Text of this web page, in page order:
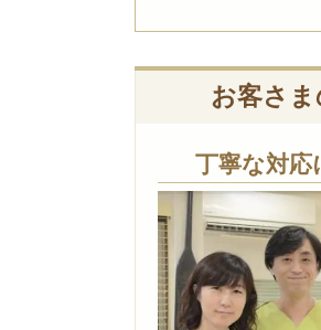
お客さ
丁寧な対応